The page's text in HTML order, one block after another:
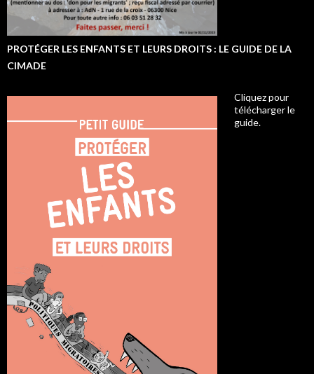
PROTÉGER LES ENFANTS ET LEURS DROITS : LE GUIDE DE LA
CIMADE
Cliquez pour
télécharger le
guide.